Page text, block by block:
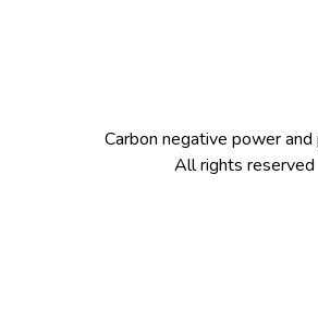
Carbon negative power
All rights reserved